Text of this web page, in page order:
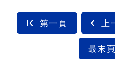
第一頁 上
最末頁